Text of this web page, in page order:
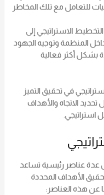
للتعامل مع تلك المخاطر
الاستراتيجي إلى
داخل المنظمة وتوجيه الجهود
بشكل أكثر فعالية
في تحقيق التميز
تحديد الاتجاه والأهداف
استراتيجي.
عدة عناصر رئيسية تساعد
الأهداف المحددة
هذه العناصر: